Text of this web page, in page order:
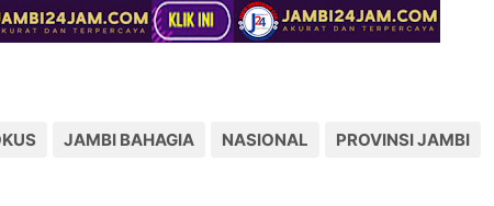
JAMBI BAHAGIA NASIONAL PROVINSI JAMBI